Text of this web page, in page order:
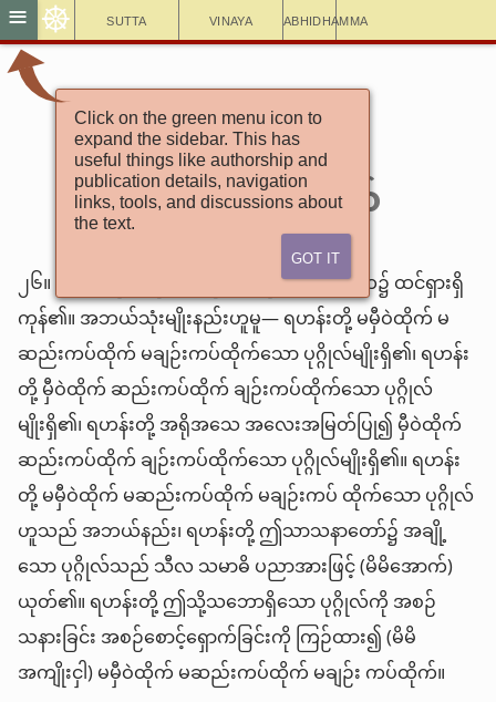
Sutta Vinaya Abhidhamma
≡ ☸
Click on the green menu icon to
expand the sidebar. This has
useful things like authorship and
publication details, navigation
links, tools, and discussions about
the text.
Got It
အင်္ဂုတ္တရနိကာယ်
၃-ပုဂ္ဂလဝဂ်
၆-သေဝိတဗ္ဗသုတ်
၂၆။ ရဟန်းတို့ ဤပုဂ္ဂိုလ်သုံးမျိုးတို့သည် လောက၌ ထင်ရှားရှိ
ကုန်၏။ အဘယ်သုံးမျိုးနည်းဟူမူ— ရဟန်းတို့ မမှီဝဲထိုက် မ
ဆည်းကပ်ထိုက် မချဉ်းကပ်ထိုက်သော ပုဂ္ဂိုလ်မျိုးရှိ၏၊ ရဟန်း
တို့ မှီဝဲထိုက် ဆည်းကပ်ထိုက် ချဉ်းကပ်ထိုက်သော ပုဂ္ဂိုလ်
မျိုးရှိ၏၊ ရဟန်းတို့ အရိုအသေ အလေးအမြတ်ပြု၍ မှီဝဲထိုက်
ဆည်းကပ်ထိုက် ချဉ်းကပ်ထိုက်သော ပုဂ္ဂိုလ်မျိုးရှိ၏။ ရဟန်း
တို့ မမှီဝဲထိုက် မဆည်းကပ်ထိုက် မချဉ်းကပ် ထိုက်သော ပုဂ္ဂိုလ်
ဟူသည် အဘယ်နည်း၊ ရဟန်းတို့ ဤသာသနာတော်၌ အချို့
သော ပုဂ္ဂိုလ်သည် သီလ သမာဓိ ပညာအားဖြင့် (မိမိအောက်)
ယုတ်၏။ ရဟန်းတို့ ဤသို့သဘောရှိသော ပုဂ္ဂိုလ်ကို အစဉ်
သနားခြင်း အစဉ်စောင့်ရှောက်ခြင်းကို ကြဉ်ထား၍ (မိမိ
အကျိုးငှါ) မမှီဝဲထိုက် မဆည်းကပ်ထိုက် မချဉ်း ကပ်ထိုက်။